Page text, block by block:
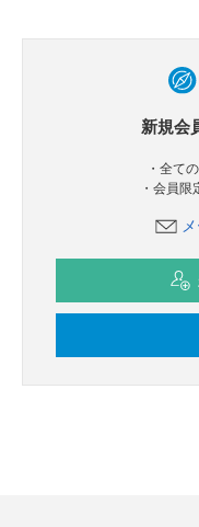
新規会
・全て
・会員